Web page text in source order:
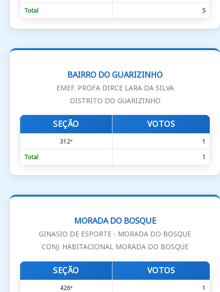
Total
5
BAIRRO DO GUARIZINHO
EMEF. PROFA DIRCE LARA DA SILVA
DISTRITO DO GUARIZINHO
SEÇÃO VOTOS
312ª
1
Total
1
MORADA DO BOSQUE
GINASIO DE ESPORTE - MORADA DO BOSQUE
CONJ. HABITACIONAL MORADA DO BOSQUE
SEÇÃO VOTOS
426ª
1